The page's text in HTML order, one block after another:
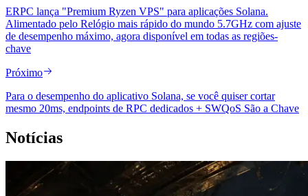
ERPC lança "Premium Ryzen VPS" para aplicações Solana.
Alimentado pelo Relógio mais rápido do mundo 5.7GHz com ajuste
de desempenho máximo, agora disponível em todas as regiões-
chave
Próximo
Para o desempenho do aplicativo Solana, se você quiser cortar
mesmo 20ms, endpoints de RPC dedicados + SWQoS São a Chave
Notícias